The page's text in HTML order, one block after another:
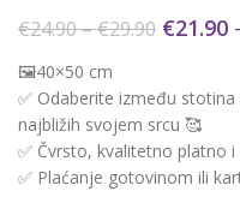
€24.90–€29.90 €21.90
🖼️40×50 cm
✅ Odaberite između
najbližih svojem srcu 🥰
✅ Čvrsto, kvalitetno platno
✅ Plaćanje gotovinom ili